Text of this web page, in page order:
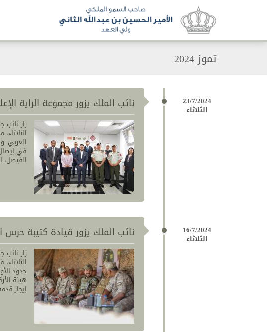
تموز 2024
23/7/2024
الثلاثاء نائب الملك يزور مجموعة الراية
زار نائب
العربي.
في
الفيصل،
16/7/2024
الثلاثاء نائب الملك يزور قيادة كتيبة حرس
زار نائب
حدود
هيئة
إيجاز